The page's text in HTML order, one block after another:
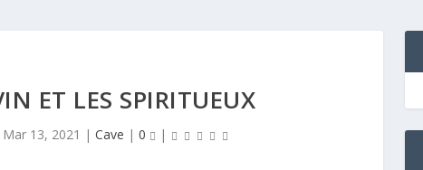
ET LES SPIRITUEUX
Mar 13, 2021 | Cave | 0 |